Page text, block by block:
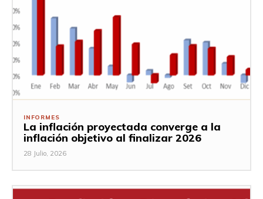
INFORMES
La inflación proyectada converge a la
inflación objetivo al finalizar 2026
28 Julio, 2026